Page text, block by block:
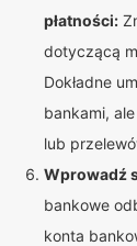
płatności:
dotyczącą
Dokładne
bankami,
lub
Wprowadź
bankowe
konta